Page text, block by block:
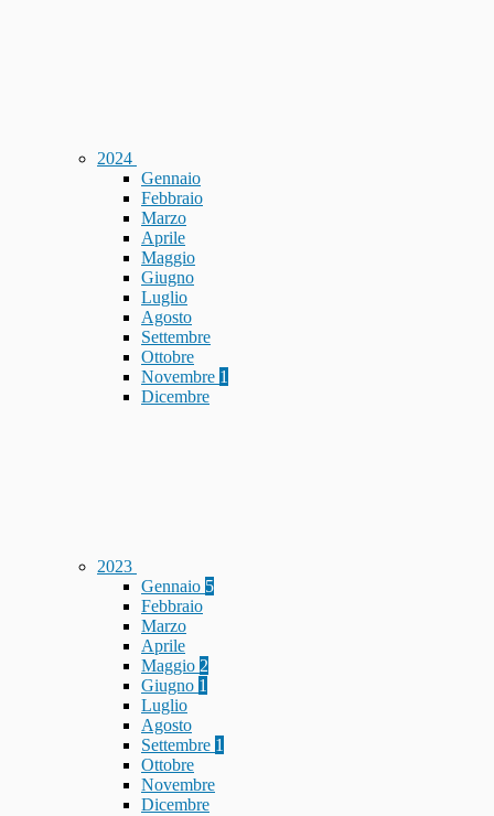
2024
Gennaio
Febbraio
Marzo
Aprile
Maggio
Giugno
Luglio
Agosto
Settembre
Ottobre
Novembre 1
Dicembre
2023
Gennaio 5
Febbraio
Marzo
Aprile
Maggio 2
Giugno 1
Luglio
Agosto
Settembre 1
Ottobre
Novembre
Dicembre